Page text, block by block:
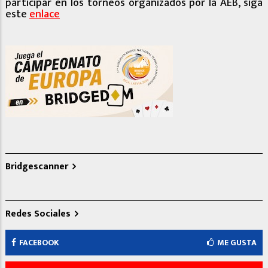
esteenlace
Bridgescanner
Redes Sociales
FACEBOOK ME GUSTA